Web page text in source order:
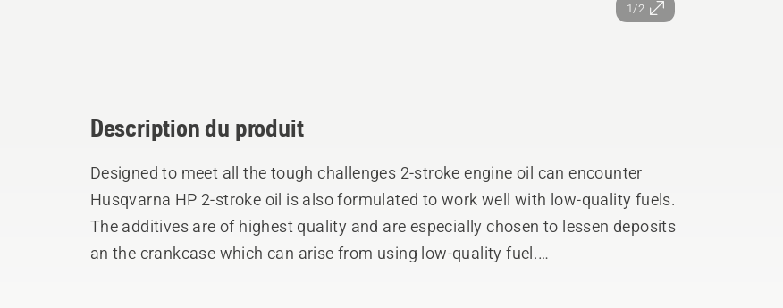
1/2
Description du produit
Designed to meet all the tough challenges 2-stroke engine oil can encounter
Husqvarna HP 2-stroke oil is also formulated to work well with low-quality fuels.
The additives are of highest quality and are especially chosen to lessen deposits
an the crankcase which can arise from using low-quality fuel.